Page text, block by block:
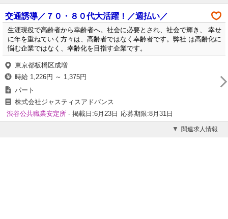
交通誘導／７０・８０代大活躍！／週払い／
生涯現役で高齢者から幸齢者へ。社会に必要とされ、社会で輝き、 幸せ
に年を重ねていく方々は、高齢者ではなく幸齢者です。弊社 は高齢化に
悩む企業ではなく、幸齢化を目指す企業です。
東京都板橋区成増
時給 1,226円 ～ 1,375円
パート
株式会社ジャスティスアドバンス
渋谷公共職業安定所 - 掲載日:6月23日 応募期限:8月31日
関連求人情報